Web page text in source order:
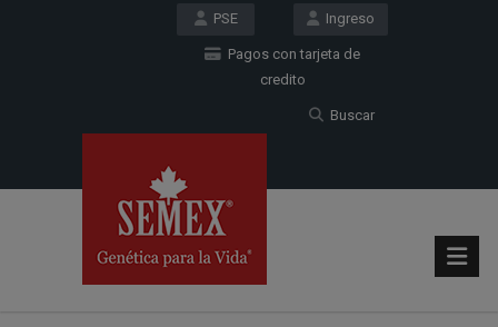
Ingreso
PSE
Pagos con tarjeta de
credito
Buscar